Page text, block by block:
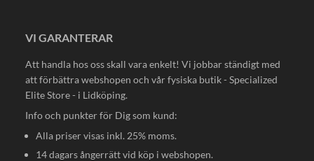
VI GARANTERAR
Att handla hos oss skall vara enkelt! Vi jobbar ständigt med
att förbättra webshopen och vår fysiska butik - Specialized
Elite Store - i Lidköping.
Info och punkter för Dig som kund:
Alla priser visas inkl. 25% moms.
14 dagars ångerrätt vid köp i webshopen.